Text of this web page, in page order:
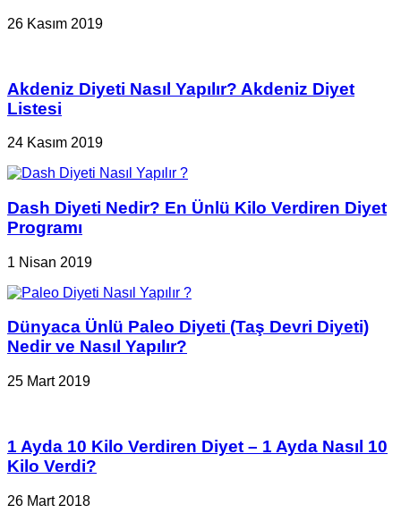
26 Kasım 2019
Akdeniz Diyeti Nasıl Yapılır? Akdeniz Diyet
Listesi
24 Kasım 2019
Dash Diyeti Nedir? En Ünlü Kilo Verdiren Diyet
Programı
1 Nisan 2019
Dünyaca Ünlü Paleo Diyeti (Taş Devri Diyeti)
Nedir ve Nasıl Yapılır?
25 Mart 2019
1 Ayda 10 Kilo Verdiren Diyet – 1 Ayda Nasıl 10
Kilo Verdi?
26 Mart 2018